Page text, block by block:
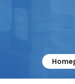
Columnistas
Contacto